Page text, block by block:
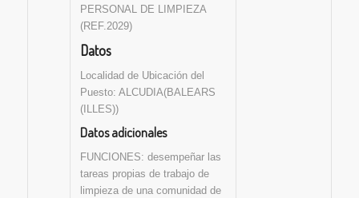
PERSONAL DE LIMPIEZA
(REF.2029)
Datos
Localidad de Ubicación del
Puesto: ALCUDIA(BALEARS
(ILLES))
Datos adicionales
FUNCIONES: desempeñar las
tareas propias de trabajo de
limpieza de una comunidad de